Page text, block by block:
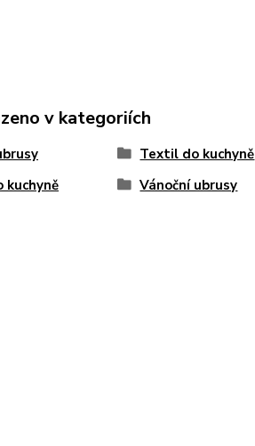
v kategoriích
Textil do kuchyně
kuchyně
Vánoční ubrusy